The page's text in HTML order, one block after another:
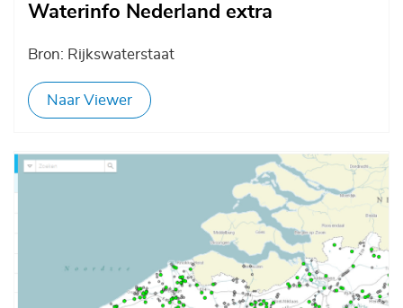
Waterinfo Nederland extra
Bron: Rijkswaterstaat
Naar Viewer
Afbeelding